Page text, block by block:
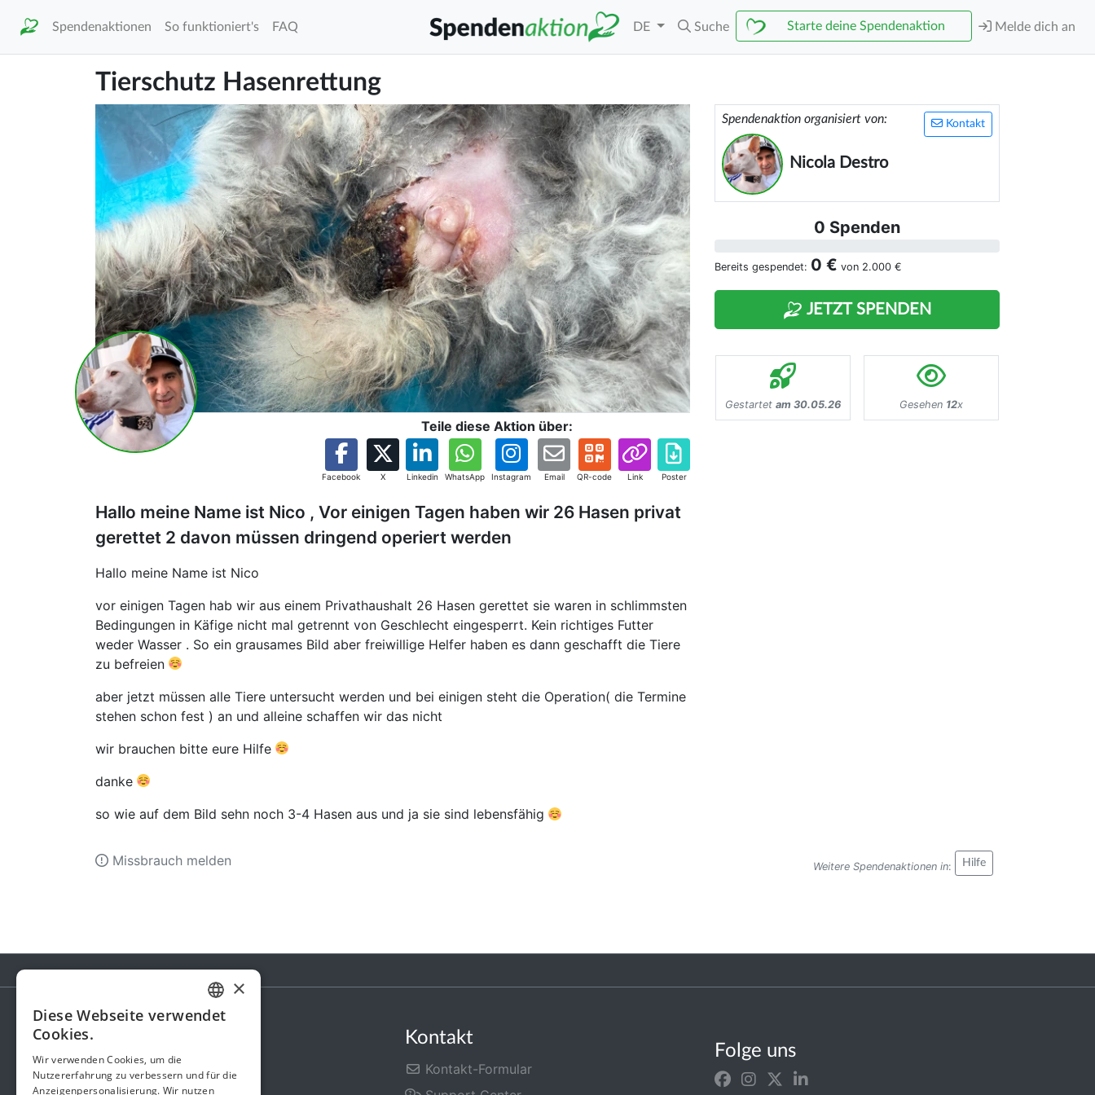
Spendenaktionen So funktioniert's FAQ DE Suche Starte deine Spendenaktion Melde dich an
Tierschutz Hasenrettung
Teile diese Aktion über:
Facebook X Linkedin WhatsApp Instagram Email QR-code Link Poster
Hallo meine Name ist Nico , Vor einigen Tagen haben wir 26 Hasen privat
gerettet 2 davon müssen dringend operiert werden
Hallo meine Name ist Nico
vor einigen Tagen hab wir aus einem Privathaushalt 26 Hasen gerettet sie waren in schlimmsten
Bedingungen in Käfige nicht mal getrennt von Geschlecht eingesperrt. Kein richtiges Futter
weder Wasser . So ein grausames Bild aber freiwillige Helfer haben es dann geschafft die Tiere
zu befreien
aber jetzt müssen alle Tiere untersucht werden und bei einigen steht die Operation( die Termine
stehen schon fest ) an und alleine schaffen wir das nicht
wir brauchen bitte eure Hilfe
danke
so wie auf dem Bild sehn noch 3-4 Hasen aus und ja sie sind lebensfähig
Kontakt
Spendenaktion organisiert von:
Nicola Destro
0 Spenden
Bereits gespendet: 0 € von 2.000 €
JETZT SPENDEN
Gestartet am 30.05.26 Gesehen 12x
Weitere Spendenaktionen in: Hilfe
Missbrauch melden
Gebühren
Kontakt
Kontakt-Formular
Folge uns
GERMAN
×
Diese Webseite verwendet
Cookies.
Wir verwenden Cookies, um die
Nutzererfahrung zu verbessern und für die
Anzeigenpersonalisierung. Wir nutzen